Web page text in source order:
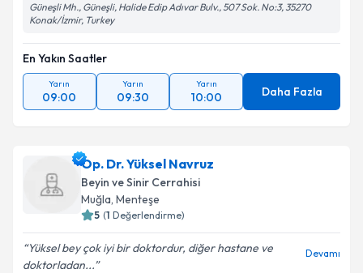
Güneşli Mh., Güneşli, Halide Edip Adıvar Bulv., 507 Sok. No:3, 35270
Konak/İzmir, Turkey
En Yakın Saatler
Yarın
09:00
Yarın
09:30
Yarın
10:00 Daha Fazla
Op. Dr. Yüksel Navruz
Beyin ve Sinir Cerrahisi
Muğla, Menteşe
5 (1 Değerlendirme)
Yüksel bey çok iyi bir doktordur, diğer hastane ve
doktorladan...
Devamı